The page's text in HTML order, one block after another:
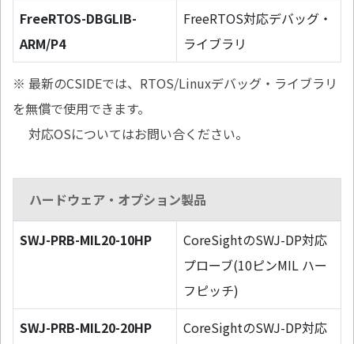
FreeRTOS-DBGLIB-
ARM/P4
FreeRTOS対応デバッグ・
ライブラリ
※ 最新のCSIDEでは、RTOS/Linuxデバッグ・ライブラリ
を無償で使用できます。
対応OSについてはお問い合ください。
ハードウェア・オプション製品
SWJ-PRB-MIL20-10HP
CoreSightのSWJ-DP対応
プローブ(10ピンMIL ハー
フピッチ)
SWJ-PRB-MIL20-20HP
CoreSightのSWJ-DP対応